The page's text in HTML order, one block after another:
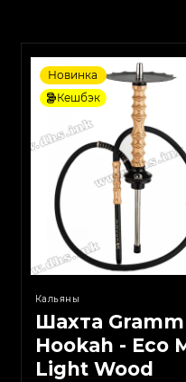
Новинка
Кешбэк
Кальяны
Шахта Gramm
Hookah - Eco
Light Wood